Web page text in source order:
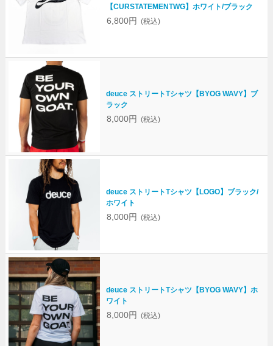
【CURSTATEMENTWG】ホワイト/ブラック
6,800円 (税込)
deuce ストリートTシャツ【BYOG WAVY】ブ
ラック
8,000円 (税込)
deuce ストリートTシャツ【LOGO】ブラック/
ホワイト
8,000円 (税込)
deuce ストリートTシャツ【BYOG WAVY】ホ
ワイト
8,000円 (税込)